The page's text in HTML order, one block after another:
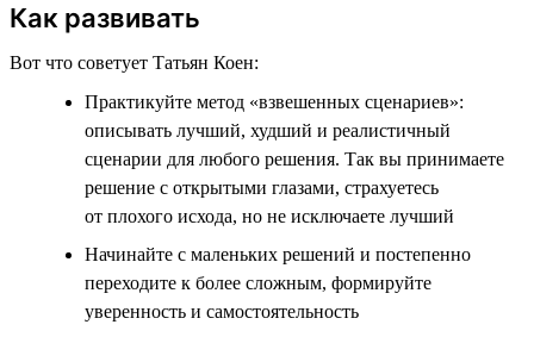
Как развивать
Вот что советует Татьян Коен:
Практикуйте метод «взвешенных сценариев»:
описывать лучший, худший и реалистичный
сценарии для любого решения. Так вы принимаете
решение с открытыми глазами, страхуетесь
от плохого исхода, но не исключаете лучший
Начинайте с маленьких решений и постепенно
переходите к более сложным, формируйте
уверенность и самостоятельность